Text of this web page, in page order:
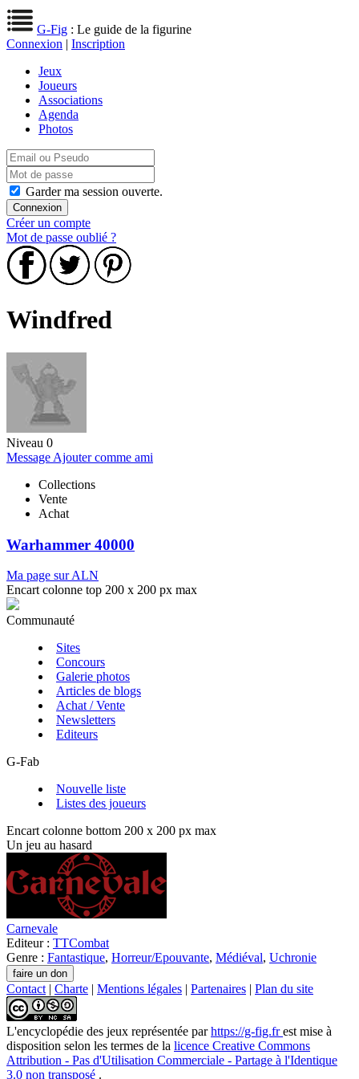
G-Fig : Le guide de la figurine
Connexion | Inscription
Jeux
Joueurs
Associations
Agenda
Photos
Garder ma session ouverte.
Créer un compte
Mot de passe oublié ?
Windfred
Niveau 0
Message Ajouter comme ami
Collections
Vente
Achat
Warhammer 40000
Ma page sur ALN
Encart colonne top 200 x 200 px max
Communauté
Sites
Concours
Galerie photos
Articles de blogs
Achat / Vente
Newsletters
Editeurs
G-Fab
Nouvelle liste
Listes des joueurs
Encart colonne bottom 200 x 200 px max
Un jeu au hasard
Carnevale
Editeur : TTCombat
Genre : Fantastique, Horreur/Epouvante, Médiéval, Uchronie
Contact | Charte | Mentions légales | Partenaires | Plan du site
L'encyclopédie des jeux représentée parhttps://g-fig.frest mise à
disposition selon les termes de la licence Creative Commons
Attribution - Pas d'Utilisation Commerciale - Partage à l'Identique
3.0 non transposé .